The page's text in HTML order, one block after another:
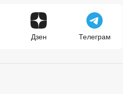
Дзен Телеграм